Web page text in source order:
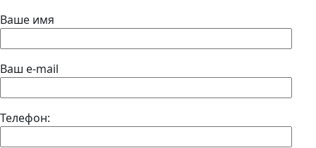
Ваше имя
Ваш e-mail
Телефон: